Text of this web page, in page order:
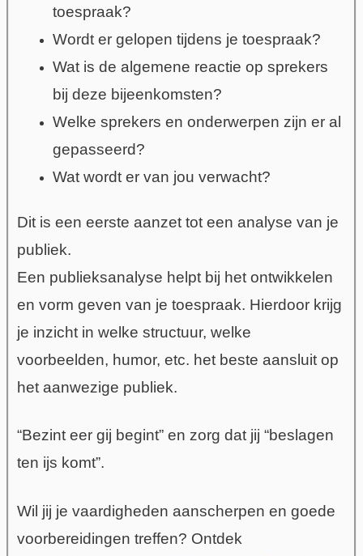
toespraak?
Wordt er gelopen tijdens je toespraak?
Wat is de algemene reactie op sprekers
bij deze bijeenkomsten?
Welke sprekers en onderwerpen zijn er al
gepasseerd?
Wat wordt er van jou verwacht?
Dit is een eerste aanzet tot een analyse van je
publiek.
Een publieksanalyse helpt bij het ontwikkelen
en vorm geven van je toespraak. Hierdoor krijg
je inzicht in welke structuur, welke
voorbeelden, humor, etc. het beste aansluit op
het aanwezige publiek.
“Bezint eer gij begint” en zorg dat jij “beslagen
ten ijs komt”.
Wil jij je vaardigheden aanscherpen en goede
voorbereidingen treffen? Ontdek